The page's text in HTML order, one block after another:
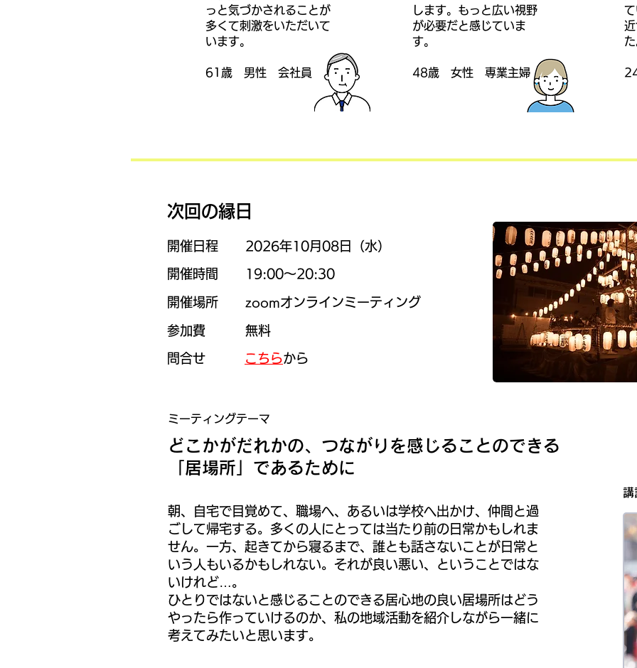
っと気づかされることが
多くて刺激をいただいて
います。
​61歳 男性 会社員
します。もっと広い視野
が必要だと感じていま
す。
​48歳 女性 専業主婦
​次回の縁日
​​開催日程
​​開催時間
​​開催場所
​​参加費
​​問合せ
​​2026年10月08日（水）
​​19:00～20:30
zoomオンラインミーティング​​
​無料​​
​こちらから
​次回の縁日
​​開催日程
​​開催場所
​​参加費
​​問合せ
​​2025年12月08日（月）
zoomオンラインミーティング​​
​無料​​
​ミーティングテーマ
どこかがだれかの、つながりを感じることのできる
「居場所」であるために​
講
朝、自宅で目覚めて、職場へ、あるいは学校へ出かけ、仲間と過
ごして帰宅する。多くの人にとっては当たり前の日常かもしれま
せん。一方、起きてから寝るまで、誰とも話さないことが日常と
いう人もいるかもしれない。それが良い悪い、ということではな
いけれど…。
ひとりではないと感じることのできる居心地の良い居場所はどう
やったら作っていけるのか、私の地域活動を紹介しながら一緒に
考えてみたいと思います。